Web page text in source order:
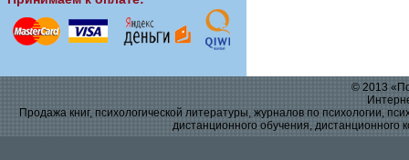
© 2013
Продажа книг, психологической литературы, журналов по психологии,
дистанционного обучения, дистанционного